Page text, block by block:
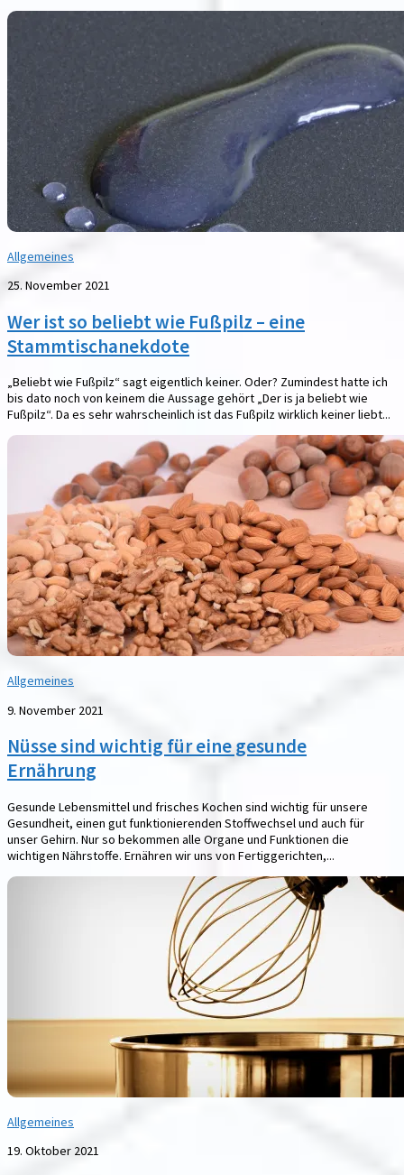
Allgemeines
25. November 2021
Wer ist so beliebt wie Fußpilz – eine
Stammtischanekdote
„Beliebt wie Fußpilz“ sagt eigentlich keiner. Oder? Zumindest hatte ich
bis dato noch von keinem die Aussage gehört „Der is ja beliebt wie
Fußpilz“. Da es sehr wahrscheinlich ist das Fußpilz wirklich keiner liebt...
Allgemeines
9. November 2021
Nüsse sind wichtig für eine gesunde
Ernährung
Gesunde Lebensmittel und frisches Kochen sind wichtig für unsere
Gesundheit, einen gut funktionierenden Stoffwechsel und auch für
unser Gehirn. Nur so bekommen alle Organe und Funktionen die
wichtigen Nährstoffe. Ernähren wir uns von Fertiggerichten,...
Allgemeines
19. Oktober 2021